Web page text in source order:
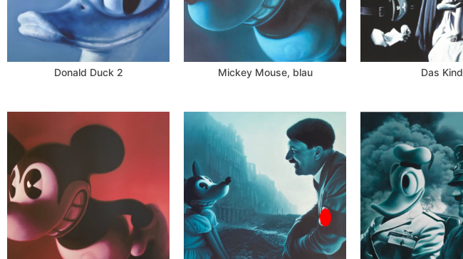
Donald Duck 2 Mickey Mouse, blau Das Kind